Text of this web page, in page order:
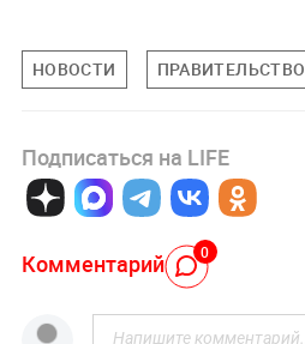
НОВОСТИ ПРАВИТЕЛЬСТВО
Подписаться на LIFE
Комментарий 0